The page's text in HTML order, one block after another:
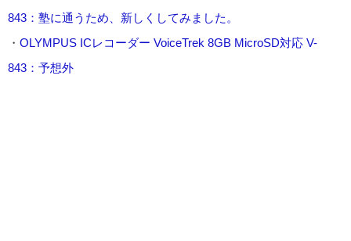
843：塾に通うため、新しくしてみました。
・ OLYMPUS ICレコーダー VoiceTrek 8GB MicroSD対応 V-
843：予想外